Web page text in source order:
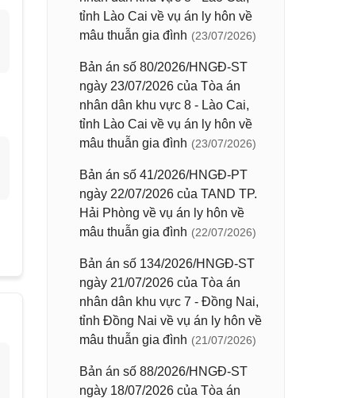
tỉnh Lào Cai về vụ án ly hôn về
mâu thuẫn gia đình (23/07/2026)
Bản án số 80/2026/HNGĐ-ST
ngày 23/07/2026 của Tòa án
nhân dân khu vực 8 - Lào Cai,
tỉnh Lào Cai về vụ án ly hôn về
mâu thuẫn gia đình (23/07/2026)
Bản án số 41/2026/HNGĐ-PT
ngày 22/07/2026 của TAND TP.
Hải Phòng về vụ án ly hôn về
mâu thuẫn gia đình (22/07/2026)
Bản án số 134/2026/HNGĐ-ST
ngày 21/07/2026 của Tòa án
nhân dân khu vực 7 - Đồng Nai,
tỉnh Đồng Nai về vụ án ly hôn về
mâu thuẫn gia đình (21/07/2026)
Bản án số 88/2026/HNGĐ-ST
ngày 18/07/2026 của Tòa án